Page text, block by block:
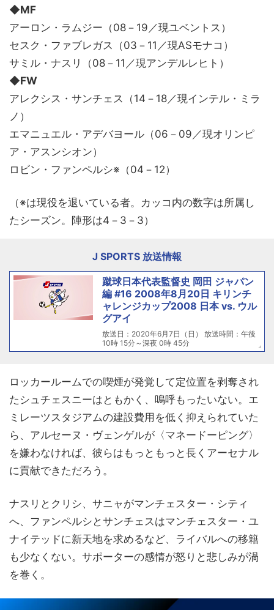
◆MF
アーロン・ラムジー（08－19／現ユベントス）
セスク・ファブレガス（03－11／現ASモナコ）
サミル・ナスリ（08－11／現アンデルレヒト）
◆FW
アレクシス・サンチェス（14－18／現インテル・ミラ
ノ）
エマニュエル・アデバヨール（06－09／現オリンピ
ア・アスンシオン）
ロビン・ファンペルシ※（04－12）
（※は現役を退いている者。カッコ内の数字は所属し
たシーズン。陣形は4－3－3）
J SPORTS 放送情報
蹴球日本代表監督史 岡田 ジャパン
編 #16 2008年8月20日 キリンチ
ャレンジカップ2008 日本 vs. ウル
グアイ
放送日：2020年6月7日（日） 放送時間：午後
10時 15分～深夜 0時 45分
ロッカールームでの喫煙が発覚して定位置を剥奪され
たシュチェスニーはともかく、嗚呼もったいない。エ
ミレーツスタジアムの建設費用を低く抑えられていた
ら、アルセーヌ・ヴェンゲルが〈マネードーピング〉
を嫌わなければ、彼らはもっともっと長くアーセナル
に貢献できただろう。
ナスリとクリシ、サニャがマンチェスター・シティ
へ、ファンペルシとサンチェスはマンチェスター・ユ
ナイテッドに新天地を求めるなど、ライバルへの移籍
も少なくない。サポーターの感情が怒りと悲しみが渦
を巻く。